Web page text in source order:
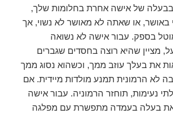
של אישה אחרת בחלומות שלך,
באושר, או שאתה לא מאושר לא נשוי, אך
בספק. עבור אישה לא נשואה
מציין שהיא רוצה בחסדים שגברים
את בעלך עוזב ממך, וכשהוא נסוג ממך
לא הרמונית תמנע מולדות מיידית. אם
נעימות, תוחזר הרמוניה. עבור אישה
בעלה בעמדה מתפשרת עם מפלגה